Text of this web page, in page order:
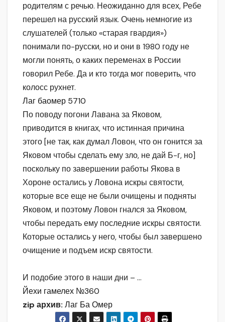
родителям с речью. Неожиданно для всех, Ребе
перешел на русский язык. Очень немногие из
слушателей (только «старая гвардия»)
понимали по-русски, но и они в 1980 году не
могли понять, о каких переменах в России
говорил Ребе. Да и кто тогда мог поверить, что
колосс рухнет.
Лаг баомер 5710
По поводу погони Лавана за Яковом,
приводится в книгах, что истинная причина
этого [не так, как думал Ловон, что он гонится за
Яковом чтобы сделать ему зло, не дай Б-г, но]
поскольку по завершении работы Якова в
Хороне остались у Ловона искры святости,
которые все еще не были очищены и подняты
Яковом, и поэтому Ловон гнался за Яковом,
чтобы передать ему последние искры святости.
Которые остались у него, чтобы был завершено
очищение и подъем искр святости.
И подобие этого в наши дни – …
Йехи гамелех №360
zip архив: Лаг Ба Омер